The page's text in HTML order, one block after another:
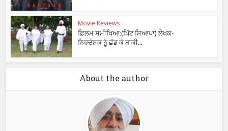
Movie Reviews
ਫ਼ਿਲਮ ਸਮੀਖਿਆ:(ਪਿੱਟ ਸਿਆਪਾ) ਲੇਖਕ-
ਨਿਰਦੇਸ਼ਕ ਨੂੰ ਛੱਡ ਕੇ ਬਾਕੀ...
About the author